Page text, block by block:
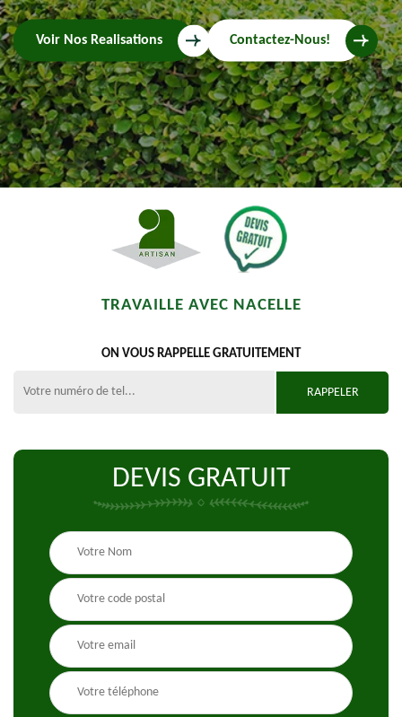
Voir Nos Realisations Contactez-Nous!
TRAVAILLE AVEC NACELLE
ON VOUS RAPPELLE GRATUITEMENT
DEVIS GRATUIT